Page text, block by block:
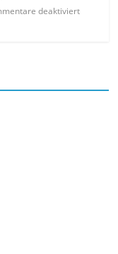
deaktiviert
deaktiviert